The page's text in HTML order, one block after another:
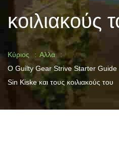
κοιλιακούς
Κύριος
Αλλα
Ο Guilty Gear Strive Starter Guide
Sin Kiske και τους κοιλιακούς του